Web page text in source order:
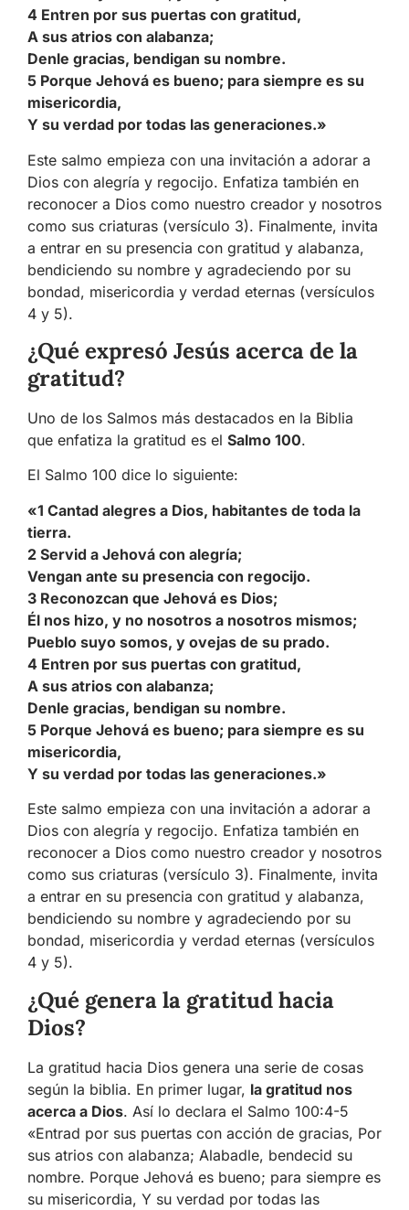
4 Entren por sus puertas con gratitud,
A sus atrios con alabanza;
Denle gracias, bendigan su nombre.
5 Porque Jehová es bueno; para siempre es su
misericordia,
Y su verdad por todas las generaciones.»
Este salmo empieza con una invitación a adorar a
Dios con alegría y regocijo. Enfatiza también en
reconocer a Dios como nuestro creador y nosotros
como sus criaturas (versículo 3). Finalmente, invita
a entrar en su presencia con gratitud y alabanza,
bendiciendo su nombre y agradeciendo por su
bondad, misericordia y verdad eternas (versículos
4 y 5).
¿Qué expresó Jesús acerca de la
gratitud?
Uno de los Salmos más destacados en la Biblia
que enfatiza la gratitud es el Salmo 100.
El Salmo 100 dice lo siguiente:
«1 Cantad alegres a Dios, habitantes de toda la
tierra.
2 Servid a Jehová con alegría;
Vengan ante su presencia con regocijo.
3 Reconozcan que Jehová es Dios;
Él nos hizo, y no nosotros a nosotros mismos;
Pueblo suyo somos, y ovejas de su prado.
4 Entren por sus puertas con gratitud,
A sus atrios con alabanza;
Denle gracias, bendigan su nombre.
5 Porque Jehová es bueno; para siempre es su
misericordia,
Y su verdad por todas las generaciones.»
Este salmo empieza con una invitación a adorar a
Dios con alegría y regocijo. Enfatiza también en
reconocer a Dios como nuestro creador y nosotros
como sus criaturas (versículo 3). Finalmente, invita
a entrar en su presencia con gratitud y alabanza,
bendiciendo su nombre y agradeciendo por su
bondad, misericordia y verdad eternas (versículos
4 y 5).
¿Qué genera la gratitud hacia
Dios?
La gratitud hacia Dios genera una serie de cosas
según la biblia. En primer lugar, la gratitud nos
acerca a Dios. Así lo declara el Salmo 100:4-5
«Entrad por sus puertas con acción de gracias, Por
sus atrios con alabanza; Alabadle, bendecid su
nombre. Porque Jehová es bueno; para siempre es
su misericordia, Y su verdad por todas las